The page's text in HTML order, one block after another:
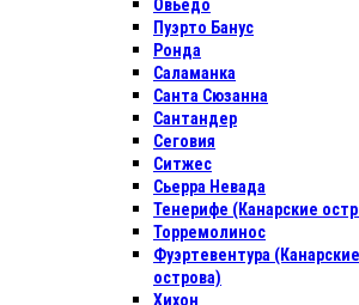
Овьедо
Пуэрто Банус
Ронда
Саламанка
Санта Сюзанна
Сантандер
Сеговия
Ситжес
Сьерра Невада
Тенерифе (Канарские
Торремолинос
Фуэртевентура (Канарские
острова)
Хихон